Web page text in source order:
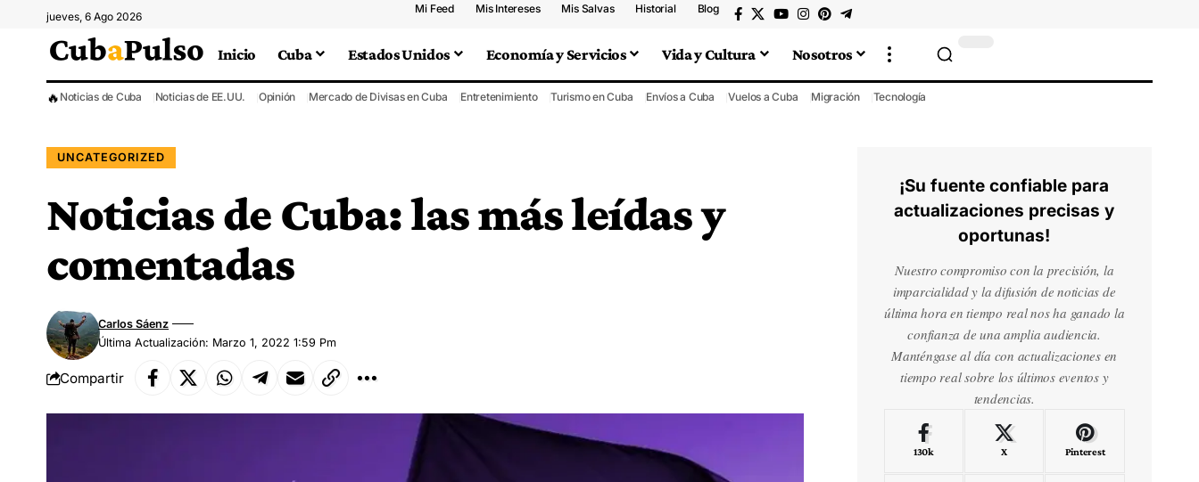
jueves, 6 Ago 2026
Mi Feed Mis Intereses Mis Salvas Historial Blog
Inicio Cuba Estados Unidos Economía y Servicios Vida y Cultura Nosotros
🔥 Noticias de Cuba Noticias de EE.UU. Opinión Mercado de Divisas en Cuba Entretenimiento Turismo en Cuba Envíos a Cuba Vuelos a Cuba Migración Tecnología
UNCATEGORIZED
Noticias de Cuba: las más leídas y
comentadas
Última Actualización: Marzo 1, 2022 1:59 Pm
Carlos Sáenz
Compartir
¡Su fuente confiable para
actualizaciones precisas y
oportunas!
Nuestro compromiso con la precisión, la
imparcialidad y la difusión de noticias de
última hora en tiempo real nos ha ganado la
confianza de una amplia audiencia.
Manténgase al día con actualizaciones en
tiempo real sobre los últimos eventos y
tendencias.
130k X Pinterest